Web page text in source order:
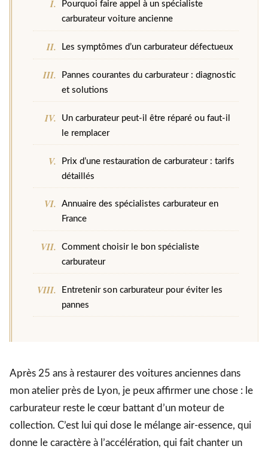
Pourquoi faire appel à un spécialiste
carburateur voiture ancienne
Les symptômes d’un carburateur défectueux
Pannes courantes du carburateur : diagnostic
et solutions
Un carburateur peut-il être réparé ou faut-il
le remplacer
Prix d’une restauration de carburateur : tarifs
détaillés
Annuaire des spécialistes carburateur en
France
Comment choisir le bon spécialiste
carburateur
Entretenir son carburateur pour éviter les
pannes
Après 25 ans à restaurer des voitures anciennes dans
mon atelier près de Lyon, je peux affirmer une chose : le
carburateur reste le cœur battant d’un moteur de
collection. C’est lui qui dose le mélange air-essence, qui
donne le caractère à l’accélération, qui fait chanter un